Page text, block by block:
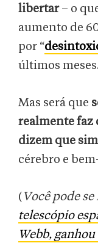
libertar– o
aumento de
por “
últimos
Mas será que
realmente faz
dizem que sim
cérebro e
( Você pode
telescópio
Webb,